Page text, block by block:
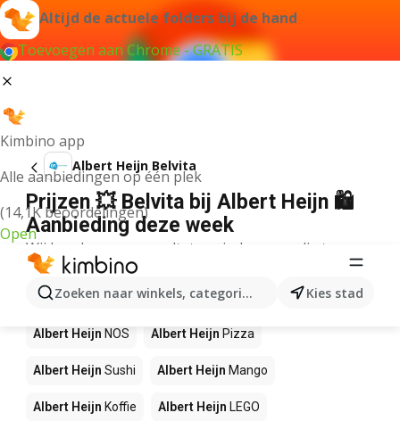
Altijd de actuele folders bij de hand
Toevoegen aan Chrome - GRATIS
Kimbino app
Alle aanbiedingen op één plek
(14,1K beoordelingen)
Open
Zoeken naar winkels, categorieën, producten...
Kies stad
Albert Heijn Belvita
Prijzen 💥 Belvita bij Albert Heijn 🛍️
Aanbieding deze week
Wij konden geen resultaten vinden voor die term.
Andere producten in winkels Albert
Heijn
Albert Heijn NOS Albert Heijn Pizza
Albert Heijn Sushi Albert Heijn Mango
Albert Heijn Koffie Albert Heijn LEGO